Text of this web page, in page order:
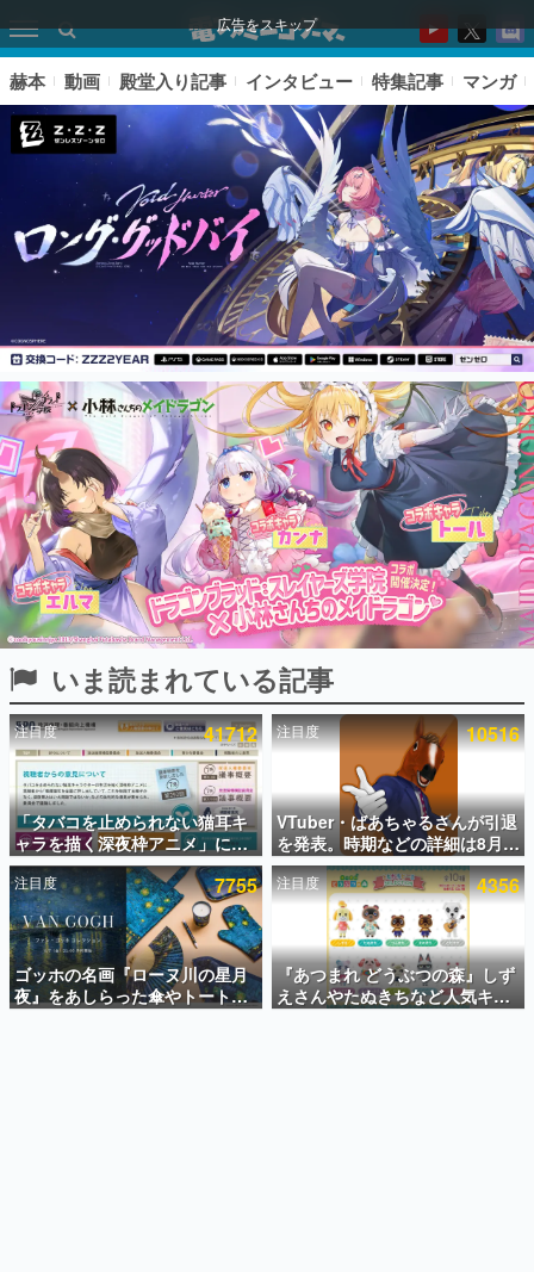
広告をスキップ
ピックアップ
電ファミのいま読まれている記事ランキング
アプリセール情報
インタビュー
連載・特集一覧
殿堂入り記事
SNS拡散数が数千以上！ ページビュー数万以上！ などな
ど。多くの人々に読まれた、電ファミ渾身の“殿堂入り”記
事をまとめました。
ゲームの企画書
名作ゲームクリエイターの方々に製作時のエピソードをお
聞きし、ヒットする企画（ゲーム）とは何か？を探ってい
きます。
赫本
この物語を解いてはいけない。『赫本』は、〈試験問題〉
の形をした短編ホラー小説集です。
新世代に訊く
これからのデジタルゲーム市場を担う若きクリエイター達
の姿を追い、彼らのルーツと情熱を探っていきます。
赫本 動画 殿堂入り記事 インタビュー 特集記事 マンガ
いま読まれている記事
注目度 41712
「タバコを止められない猫耳キ
ャラを描く深夜枠アニメ」に視
聴者の一部から批判意見。違法
薬物の使用と思しき描写も含め
て、BPOが議論を交わす
注目度 10516
VTuber・ばあちゃるさんが引退
を発表。時期などの詳細は8月9
日15時からの配信で説明
注目度 7755
ゴッホの名画『ローヌ川の星月
夜』をあしらった傘やトートバ
ッグなどが登場。8月7日21時よ
注目度 4356
『あつまれ どうぶつの森』しず
えさんやたぬきちなど人気キャ
ラクターのフロッキードールが9